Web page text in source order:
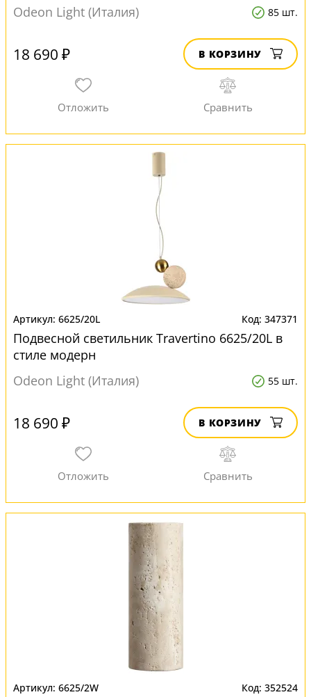
Odeon Light (Италия)
85 шт.
18 690 ₽ В КОРЗИНУ
6625/20L 347371
Подвесной светильник Travertino 6625/20L в
стиле модерн
Odeon Light (Италия)
55 шт.
18 690 ₽ В КОРЗИНУ
6625/2W 352524